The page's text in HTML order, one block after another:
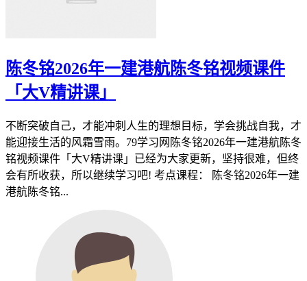
陈冬铭2026年一建港航陈冬铭视频课件
「大V精讲课」
不断突破自己，才能冲刺人生的理想目标，学会挑战自我，才
能迎接生活的风霜雪雨。79学习网陈冬铭2026年一建港航陈冬
铭视频课件「大V精讲课」已经为大家更新，坚持很难，但终
会有所收获，所以继续学习吧! 考点课程： 陈冬铭2026年一建
港航陈冬铭...